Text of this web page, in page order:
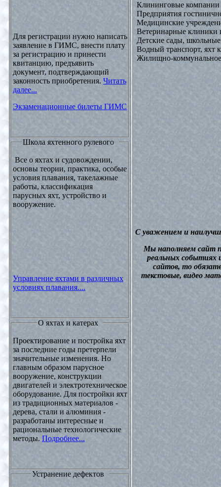
Для регистрации нужно написать
заявление в ГИМС, внести плату
за регистрацию и принести
квитанцию, предъявить
документ, подтверждающий
законность приобретения. Читать
далее...
Экзаменационные билеты ГИМС
Школа яхтенного рулевого
Все о яхтах и судовождении,
основы теории, практика, особые
условия плавания, такелажные
работы, классификация
парусных яхт, устройство и
вооружение.
Управление яхтами в различных
условиях плавания....
О яхтах и катерах
Проектирование и постройка яхт
за последние годы претерпели
значительные изменения. Но
главным образом парусное
вооружение, конструкции
двигателей и электротехническое
оборудование. Для постройки яхт
из традиционных материалов -
дерева, стали и алюминия -
разработаны интересные и
рациональные технологические
методы.Подробнее...
Устранение дефектов
Клининговые компании
Предприятия
Медицинские
Ветеринарные клиники
Детские сады,
Водный транспорт,
Жилищно-коммунальное
С уважением и
Мы наполняем сайт
реальных событиях
сайтов, то
текстовые, видео